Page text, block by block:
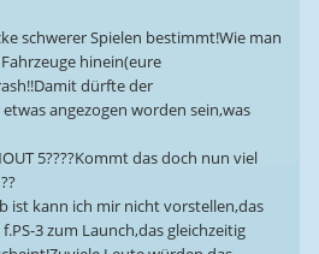
schwerer Spielen bestimmt!Wie man
hinein(eure
dürfte der
angezogen worden sein,was
5????Kommt das doch nun viel
ist kann ich mir nicht vorstellen,das
3 zum Launch,das gleichzeitig